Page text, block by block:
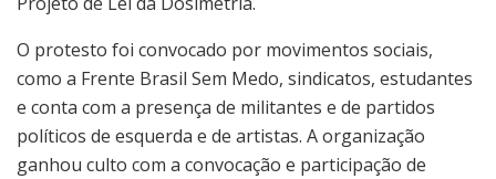
O protesto foi convocado por movimentos sociais,
como a Frente Brasil Sem Medo, sindicatos, estudantes
e conta com a presença de militantes e de partidos
políticos de esquerda e de artistas. A organização
ganhou culto com a convocação e participação de